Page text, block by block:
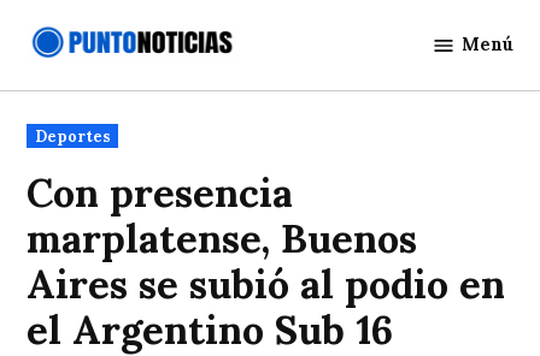
Noticias
Menú
Publicado
en
Deportes
Con presencia
marplatense, Buenos
Aires se subió al podio en
el Argentino Sub 16